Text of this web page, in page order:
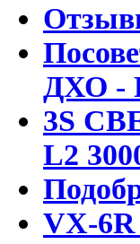
ДХО -
3S
L2
VX-